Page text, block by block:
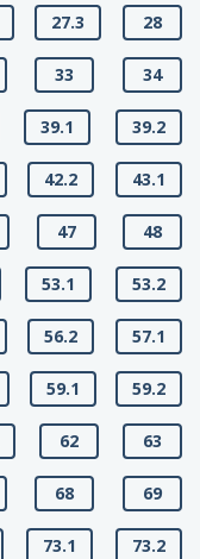
27.3 28
33 34
39.1 39.2
42.2 43.1
47 48
53.1 53.2
56.2 57.1
59.1 59.2
62 63
68 69
73.1 73.2